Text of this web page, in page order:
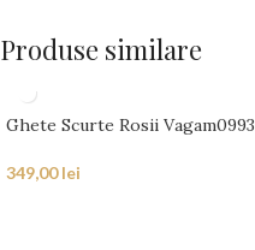
Produse similare
Ghete Scurte Rosii Vagam0993
349,00lei